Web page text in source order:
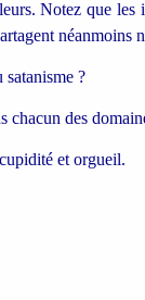
Notez que
néanmoins
satanisme ?
chacun des
et orgueil.